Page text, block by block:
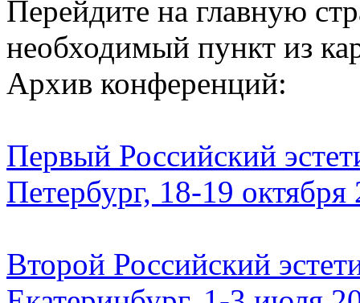
Перейдите на главную
необходимый пункт из
Архив конференций:
Первый Российский
Петербург, 18-19 октября
Второй Российский